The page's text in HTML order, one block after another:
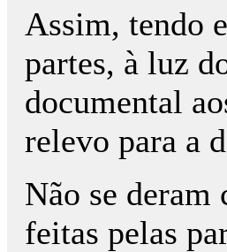
Assim, tendo
partes, à luz
documental
relevo para a
Não se deram
feitas pelas